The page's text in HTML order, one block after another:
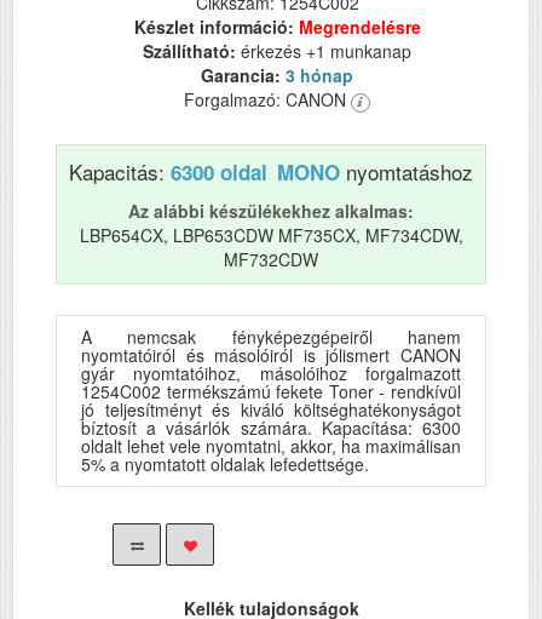
Készlet információ: Megrendelésre
Szállítható: érkezés +1 munkanap
Garancia: 3 hónap
Forgalmazó: CANON
Kapacitás: 6300 oldal MONO nyomtatáshoz
Az alábbi készülékekhez alkalmas:
LBP654CX, LBP653CDW MF735CX, MF734CDW,
MF732CDW
A nemcsak fényképezgépeiről hanem
nyomtatóiról és másolóiról is jólismert CANON
gyár nyomtatóihoz, másolóihoz forgalmazott
1254C002 termékszámú fekete Toner - rendkívül
jó teljesítményt és kiváló költséghatékonyságot
bíztosít a vásárlók számára. Kapacítása: 6300
oldalt lehet vele nyomtatni, akkor, ha maximálisan
5% a nyomtatott oldalak lefedettsége.
Kellék tulajdonságok